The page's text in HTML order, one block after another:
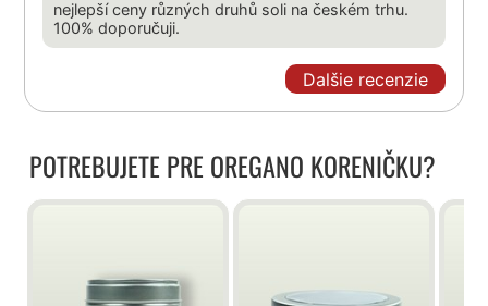
nejlepší ceny různých druhů soli na českém trhu.
100% doporučuji.
Dalšie recenzie
POTREBUJETE PRE OREGANO KORENIČKU?